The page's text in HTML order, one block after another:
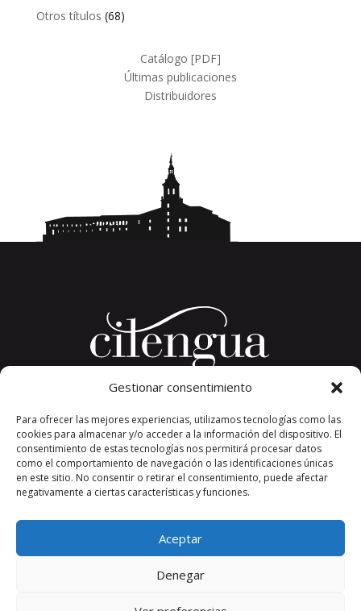
Gestionar consentimiento
Para ofrecer las mejores experiencias, utilizamos tecnologías como las
cookies para almacenar y/o acceder a la información del dispositivo. El
consentimiento de estas tecnologías nos permitirá procesar datos
como el comportamiento de navegación o las identificaciones únicas
en este sitio. No consentir o retirar el consentimiento, puede afectar
negativamente a ciertas características y funciones.
Aceptar
Denegar
Otros títulos 6868
Catálogo [PDF]
Últimas publicaciones
Distribuidores
26326 San Millán de la Cogolla
La Rioja. España.
Teléfono: +34 941 373 389
cilengua@cilengua.es